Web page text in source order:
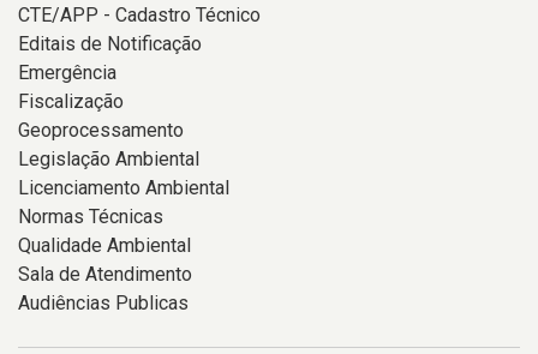
CTE/APP - Cadastro Técnico
Editais de Notificação
Emergência
Fiscalização
Geoprocessamento
Legislação Ambiental
Licenciamento Ambiental
Normas Técnicas
Qualidade Ambiental
Sala de Atendimento
Audiências Publicas